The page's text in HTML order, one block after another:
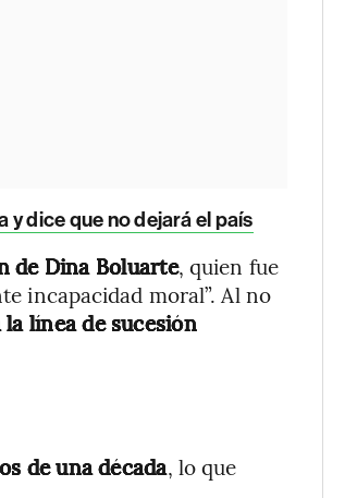
dice que no dejará el país
de Dina Boluarte, quien fue
incapacidad moral”. Al no
línea de sucesión
de una década, lo que